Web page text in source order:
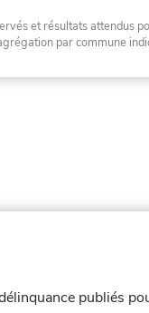
et résultats attendus
par commune
publiés